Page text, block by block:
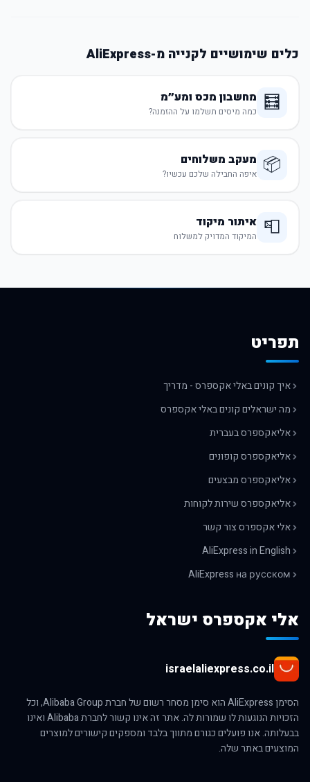
כלים שימושיים לקנייה מ-AliExpress
🧮 מחשבון מכס ומע״מ
כמה מיסים תשלמו על ההזמנה?
📦 מעקב משלוחים
איפה החבילה שלכם עכשיו?
📮 איתור מיקוד
המיקוד המדויק למשלוח
תפריט
איך קונים באלי אקספרס - מדריך
מה ישראלים קונים באלי אקספרס
אליאקספרס בעברית
אליאקספרס קופונים
אליאקספרס מבצעים
אליאקספרס שירות לקוחות
אלי אקספרס צור קשר
AliExpress in English
AliExpress на русском
אלי אקספרס ישראל
israelaliexpress.co.il
הסימן AliExpress הוא סימן מסחר רשום של חברת Alibaba Group, וכל
הזכויות הנוגעות לו שמורות לה. אתר זה אינו קשור לחברת Alibaba ואינו
בבעלותה. אנו פועלים כגורם מתווך בלבד ומספקים קישורים למוצרים
המוצעים באתר שלה.